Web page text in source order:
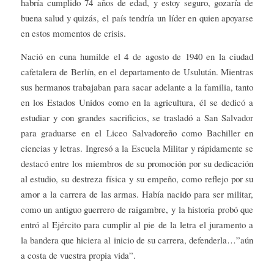
habría cumplido 74 años de edad, y estoy seguro, gozaría de
buena salud y quizás, el país tendría un líder en quien apoyarse
en estos momentos de crisis.
Nació en cuna humilde el 4 de agosto de 1940 en la ciudad
cafetalera de Berlín, en el departamento de Usulután. Mientras
sus hermanos trabajaban para sacar adelante a la familia, tanto
en los Estados Unidos como en la agricultura, él se dedicó a
estudiar y con grandes sacrificios, se trasladó a San Salvador
para graduarse en el Liceo Salvadoreño como Bachiller en
ciencias y letras. Ingresó a la Escuela Militar y rápidamente se
destacó entre los miembros de su promoción por su dedicación
al estudio, su destreza física y su empeño, como reflejo por su
amor a la carrera de las armas. Había nacido para ser militar,
como un antiguo guerrero de raigambre, y la historia probó que
entró al Ejército para cumplir al pie de la letra el juramento a
la bandera que hiciera al inicio de su carrera, defenderla…”aún
a costa de vuestra propia vida”.